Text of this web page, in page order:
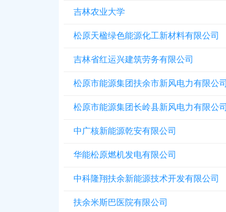
吉林农业大学
松原天楹绿色能源化工新材料有限公司
吉林省红运兴建筑劳务有限公司
松原市能源集团扶余市新风电力有限公司
松原市能源集团长岭县新风电力有限公司
中广核新能源乾安有限公司
华能松原燃机发电有限公司
中科隆翔扶余新能源技术开发有限公司
扶余米斯巴医院有限公司